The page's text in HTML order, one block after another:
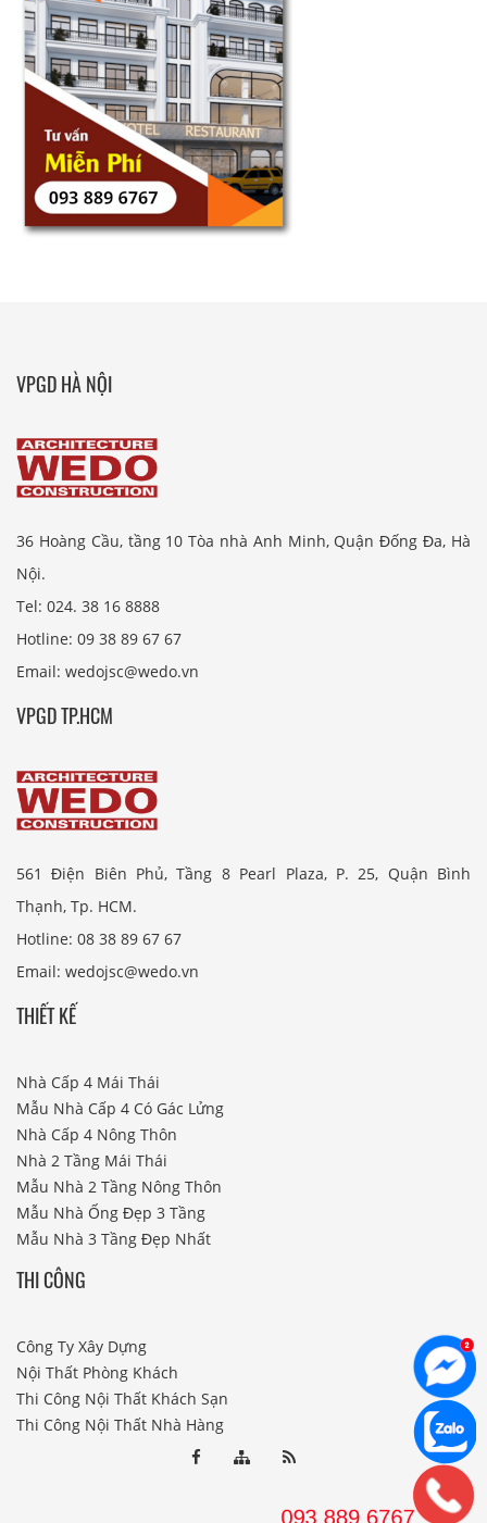
VPGD HÀ NỘI
36 Hoàng Cầu, tầng 10 Tòa nhà Anh Minh, Quận Đống Đa, Hà
Nội.
Tel: 024. 38 16 8888
Hotline: 09 38 89 67 67
Email: wedojsc@wedo.vn
VPGD TP.HCM
561 Điện Biên Phủ, Tầng 8 Pearl Plaza, P. 25, Quận Bình
Thạnh, Tp. HCM.
Hotline: 08 38 89 67 67
Email: wedojsc@wedo.vn
THIẾT KẾ
Nhà Cấp 4 Mái Thái
Mẫu Nhà Cấp 4 Có Gác Lửng
Nhà Cấp 4 Nông Thôn
Nhà 2 Tầng Mái Thái
Mẫu Nhà 2 Tầng Nông Thôn
Mẫu Nhà Ống Đẹp 3 Tầng
Mẫu Nhà 3 Tầng Đẹp Nhất
THI CÔNG
Công Ty Xây Dựng
Nội Thất Phòng Khách
Thi Công Nội Thất Khách Sạn
Thi Công Nội Thất Nhà Hàng